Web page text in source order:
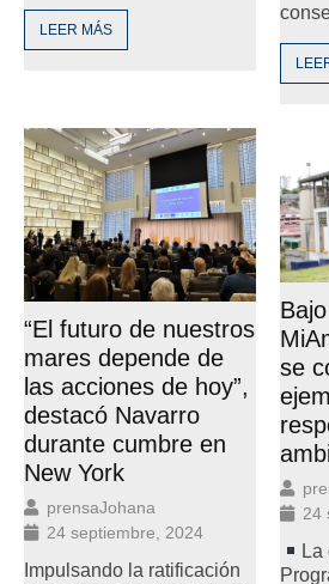
LEER MÁS
“El futuro de nuestros
mares depende de
las acciones de hoy”,
destacó Navarro
durante cumbre en
New York
prensaJohana
24 septiembre, 2024
Impulsando la ratificación
se
24
La